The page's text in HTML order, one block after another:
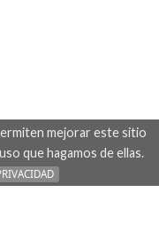
mejorar este sitio
que hagamos de ellas.